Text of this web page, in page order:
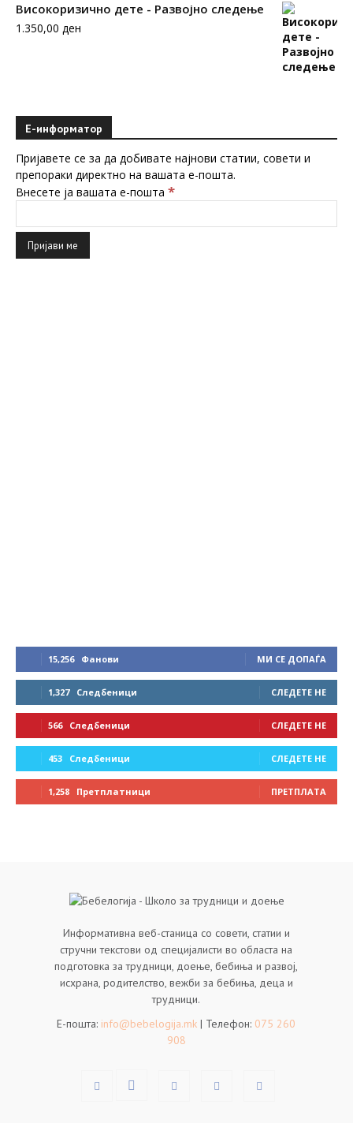
Високоризично дете - Развојно следење
1.350,00 ден
Е-информатор
Пријавете се за да добивате најнови статии, совети и
препораки директно на вашата е-пошта.
Внесете ја вашата е-пошта *
15,256 Фанови МИ СЕ ДОПАЃА
1,327 Следбеници СЛЕДЕТЕ НЕ
566 Следбеници СЛЕДЕТЕ НЕ
453 Следбеници СЛЕДЕТЕ НЕ
1,258 Претплатници ПРЕТПЛАТА
Информативна веб-станица со совети, статии и
стручни текстови од специјалисти во областа на
подготовка за трудници, доење, бебиња и развој,
исхрана, родителство, вежби за бебиња, деца и
трудници.
Е-пошта: info@bebelogija.mk | Телефон: 075 260
908